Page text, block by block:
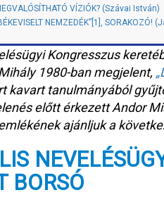
VÍZIÓK? (Szávai István)
NEMZEDÉK”[1], SORAKOZÓ!
Kongresszus
1980-ban megjelent,
kavart tanulmányából
előtt érkezett Andor
ajánljuk a
BORSÓ